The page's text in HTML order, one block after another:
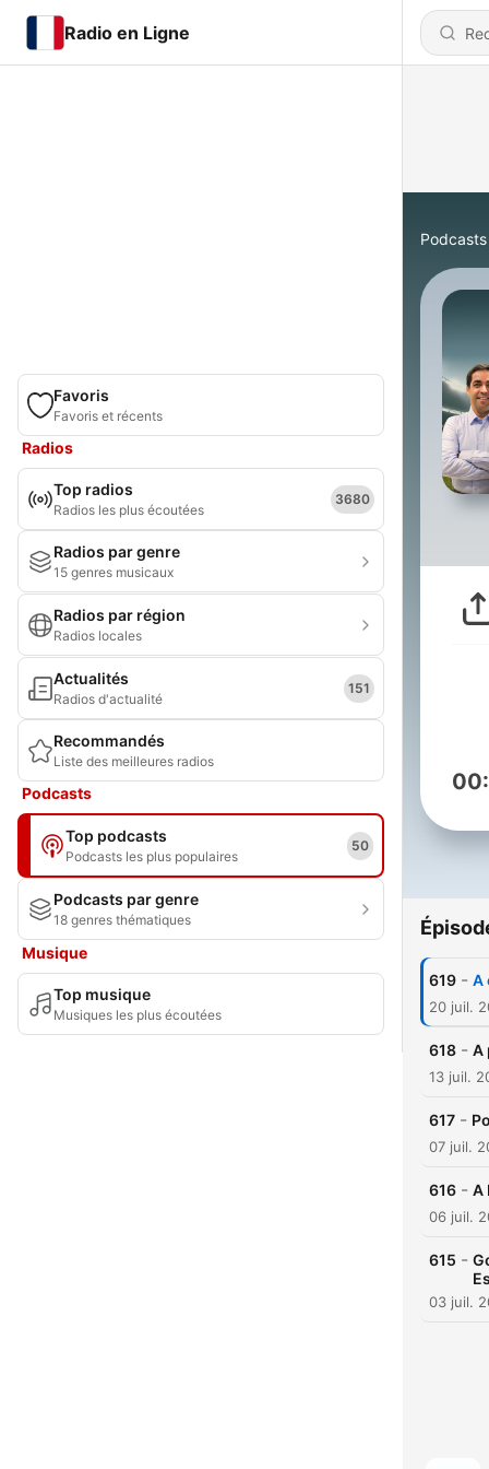
Radio en Ligne
Favoris
Favoris et récents
Radios
Top radios
Radios les plus écoutées
3680
Radios par genre
15 genres musicaux
Radios par région
Radios locales
Actualités
Radios d'actualité
151
Recommandés
Liste des meilleures radios
Podcasts
Top podcasts
Podcasts les plus populaires
50
Podcasts par genre
18 genres thématiques
Musique
Top musique
Musiques les plus écoutées
Podcasts
619 - A
20 juil.
618 - A
13 juil.
617 -
07 juil.
616 - A
06 juil.
615 -
03 juil.